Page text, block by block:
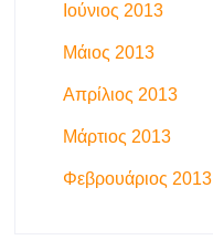
Ιούνιος 2013
Μάιος 2013
Απρίλιος 2013
Μάρτιος 2013
Φεβρουάριος 2013